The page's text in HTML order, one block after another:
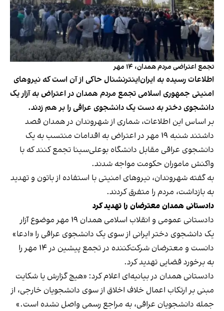
تجمع اعتراضی مردم همدان، ۱۴ مهر
اطلاعات رسیده به ایران‌اینترنشنال حاکی از آن است که نیروهای
امنیتی جمهوری اسلامی تجمع مردم همدان در اعتراض به آزار یک
دانشجوی دختر به دست یک دانشجوی عراقی را بر هم زدند.
بر اساس این اطلاعات، شماری از شهروندان در همدان قصد
داشتند شنبه ۱۹ مهر در اعتراض به اقدامات منتسب به یک
دانشجوی عراقی مقابل دانشگاه بوعلی‌سینا تجمع کنند که با
واکنش ماموران حکومت مواجه شدند.
به‌ گفته شهروندان، نیروهای امنیتی با استفاده از باتون و تهدید
به بازداشت، مردم را متفرق کردند.
دادستانی همدان معترضان را تهدید کرد
دادستانی عمومی و انقلاب اسلامی همدان ۱۹ مهر موضوع آزار
یک دانشجوی دختر ایرانی از سوی یک دانشجوی عراقی را «ادعا»
دانست و معترضان شرکت‌کننده در تجمع پیشین در ۱۴ مهر را
به برخورد قضایی تهدید کرد.
دادستانی همدان در بیانیه‌ای اعلام کرد: «هیچ گزارش یا شکایت
مبنی بر ارتکاب اعمال خلاف اخلاق از سوی دانشجویان خارجی، از
جمله دانشجویان عراقی، به مراجع رسمی واصل نشده است.»